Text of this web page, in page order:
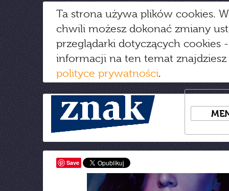
Ta strona używa plików cookies.
chwili możesz dokonać zmiany
przeglądarki dotyczących cookies
informacji na ten temat
polityce prywatności.
Save